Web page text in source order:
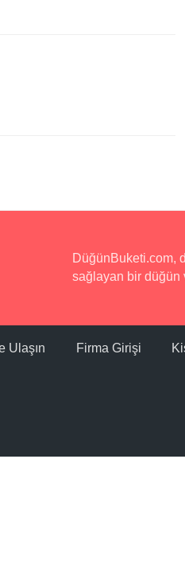
DüğünBuketi.com,
sağlayan bir düğün
Ulaşın Firma Girişi